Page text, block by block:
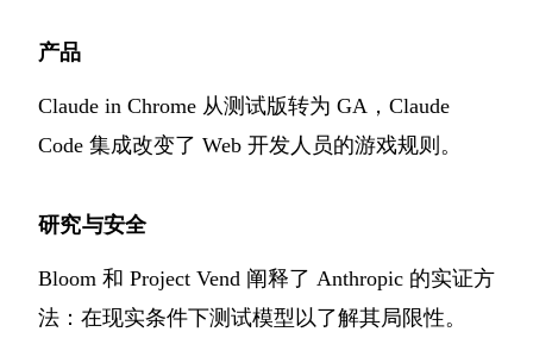
产品
Claude in Chrome 从测试版转为 GA，Claude
Code 集成改变了 Web 开发人员的游戏规则。
研究与安全
Bloom 和 Project Vend 阐释了 Anthropic 的实证方
法：在现实条件下测试模型以了解其局限性。